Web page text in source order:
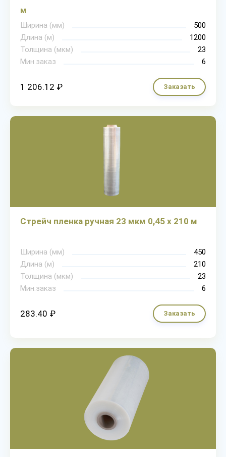
м
Ширина (мм)
500
Длина (м)
1200
Толщина (мкм)
23
Мин.заказ
6
1 206.12 ₽ Заказать
Стрейч пленка ручная 23 мкм 0,45 х 210 м
Ширина (мм)
450
Длина (м)
210
Толщина (мкм)
23
Мин.заказ
6
283.40 ₽ Заказать